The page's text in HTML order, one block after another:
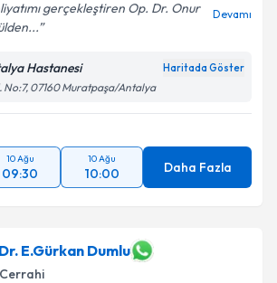
gerçekleştiren Op. Dr. Onur
Devamı
Hastanesi Haritada Göster
No:7, 07160 Muratpaşa/Antalya
10 Ağu
09:30
10 Ağu
10:00 Daha Fazla
E.Gürkan Dumlu